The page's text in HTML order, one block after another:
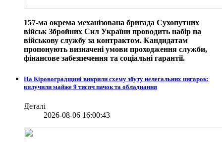
157-ма окрема механізована бригада Сухопутних
військ Збройних Сил України проводить набір на
військову службу за контрактом. Кандидатам
пропонують визначені умови проходження служби,
фінансове забезпечення та соціальні гарантії.
На Кіровоградщині викрили схему збуту нелегальних цигарок:
вилучили майже 9 тисяч пачок та обладнання
Деталі
2026-08-06 16:00:43